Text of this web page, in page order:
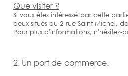
Que visiter ?
Si vous êtes intéressé par cette
deux situés au 2 rue Saint Michel,
Pour plus d'informations, n'hésitez-
2. Un port de commerce.